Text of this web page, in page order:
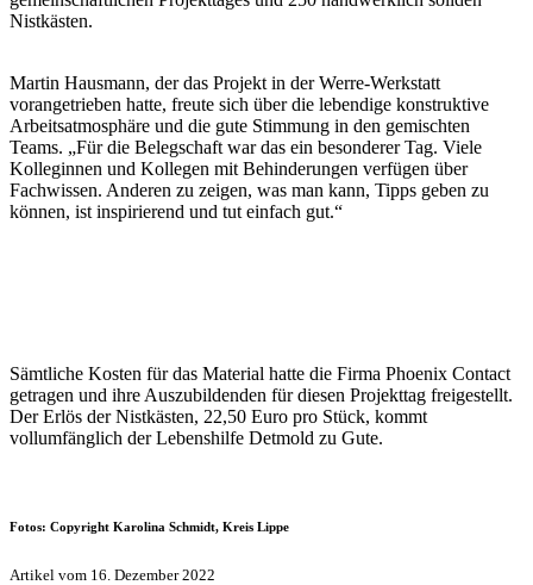
Nistkästen.
Martin Hausmann, der das Projekt in der Werre-Werkstatt
vorangetrieben hatte, freute sich über die lebendige konstruktive
Arbeitsatmosphäre und die gute Stimmung in den gemischten
Teams. „Für die Belegschaft war das ein besonderer Tag. Viele
Kolleginnen und Kollegen mit Behinderungen verfügen über
Fachwissen. Anderen zu zeigen, was man kann, Tipps geben zu
können, ist inspirierend und tut einfach gut.“
Sämtliche Kosten für das Material hatte die Firma Phoenix Contact
getragen und ihre Auszubildenden für diesen Projekttag freigestellt.
Der Erlös der Nistkästen, 22,50 Euro pro Stück, kommt
vollumfänglich der Lebenshilfe Detmold zu Gute.
Fotos: Copyright Karolina Schmidt, Kreis Lippe
Artikel vom 16. Dezember 2022